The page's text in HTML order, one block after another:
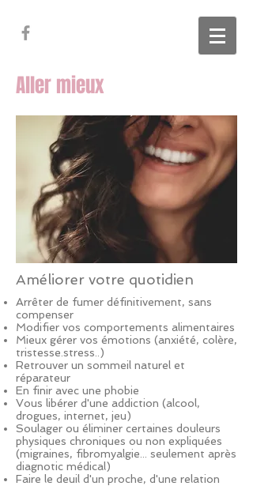
Aller mieux
Améliorer votre quotidien
Arrêter de fumer définitivement, sans
compenser
Modifier vos comportements alimentaires
Mieux gérer vos émotions (anxiété, colère,
tristesse.stress..)
Retrouver un sommeil naturel et
réparateur
En finir avec une phobie
Vous libérer d'une addiction (alcool,
drogues, internet, jeu)
Soulager ou éliminer certaines douleurs
physiques chroniques ou non expliquées
(migraines, fibromyalgie... seulement après
diagnotic médical)
Faire le deuil d'un proche, d'une relation